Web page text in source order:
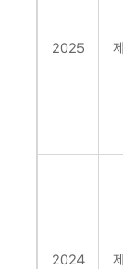
2025
2024